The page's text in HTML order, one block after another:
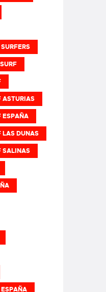
ASTURIAS
ESPAÑA
LAS DUNAS
SALINAS